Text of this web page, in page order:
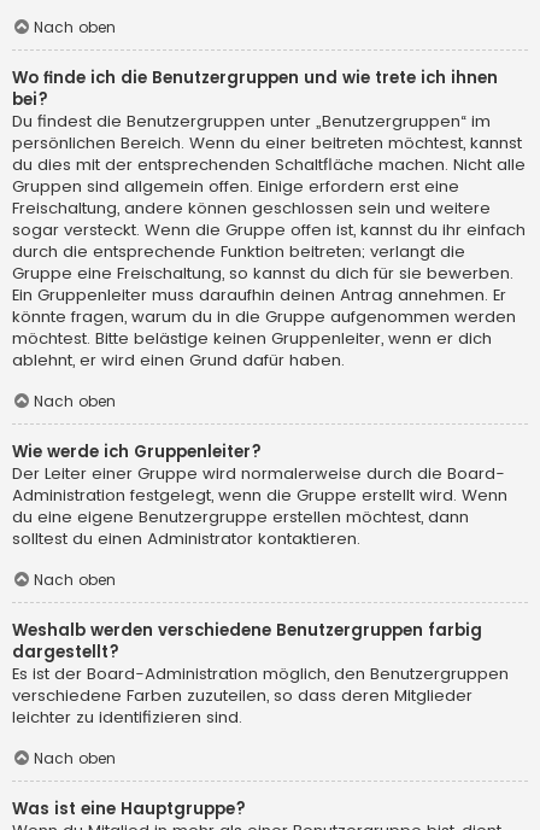
Nach oben
Wo finde ich die Benutzergruppen und wie trete ich ihnen
bei?
Du findest die Benutzergruppen unter „Benutzergruppen“ im
persönlichen Bereich. Wenn du einer beitreten möchtest, kannst
du dies mit der entsprechenden Schaltfläche machen. Nicht alle
Gruppen sind allgemein offen. Einige erfordern erst eine
Freischaltung, andere können geschlossen sein und weitere
sogar versteckt. Wenn die Gruppe offen ist, kannst du ihr einfach
durch die entsprechende Funktion beitreten; verlangt die
Gruppe eine Freischaltung, so kannst du dich für sie bewerben.
Ein Gruppenleiter muss daraufhin deinen Antrag annehmen. Er
könnte fragen, warum du in die Gruppe aufgenommen werden
möchtest. Bitte belästige keinen Gruppenleiter, wenn er dich
ablehnt, er wird einen Grund dafür haben.
Nach oben
Wie werde ich Gruppenleiter?
Der Leiter einer Gruppe wird normalerweise durch die Board-
Administration festgelegt, wenn die Gruppe erstellt wird. Wenn
du eine eigene Benutzergruppe erstellen möchtest, dann
solltest du einen Administrator kontaktieren.
Nach oben
Weshalb werden verschiedene Benutzergruppen farbig
dargestellt?
Es ist der Board-Administration möglich, den Benutzergruppen
verschiedene Farben zuzuteilen, so dass deren Mitglieder
leichter zu identifizieren sind.
Nach oben
Was ist eine Hauptgruppe?